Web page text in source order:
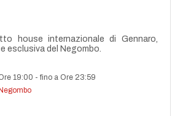
house internazionale di Gennaro,
esclusiva del Negombo.
19:00 -fino a Ore 23:59